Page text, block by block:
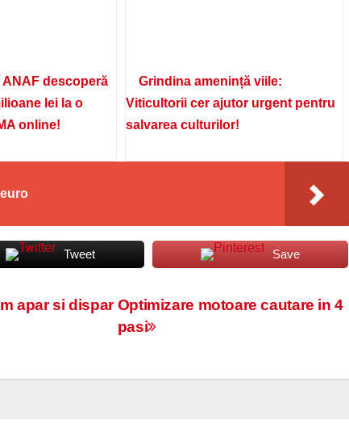
descoperă
lei la o
online!
Grindina amenință viile:
Viticultorii cer ajutor urgent pentru
salvarea culturilor!
Tweet Save
Optimizare motoare cautare in 4
pasi
apar si dispar